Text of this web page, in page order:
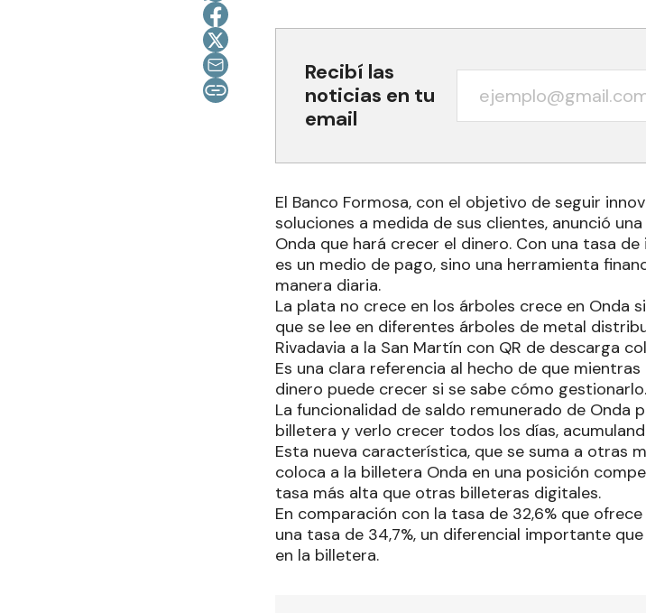
Recibí las
noticias en tu
email
El Banco Formosa, con el objetivo de seguir
soluciones a medida de sus clientes, anunció
Onda que hará crecer el dinero. Con una tasa
es un medio de pago, sino una herramienta
manera diaria.
La plata no crece en los árboles crece en Onda
que se lee en diferentes árboles de metal
Rivadavia a la San Martín con QR de descarga
Es una clara referencia al hecho de que
dinero puede crecer si se sabe cómo gestionarlo.
La funcionalidad de saldo remunerado de Onda
billetera y verlo crecer todos los días,
Esta nueva característica, que se suma a otras
coloca a la billetera Onda en una posición
tasa más alta que otras billeteras digitales.
En comparación con la tasa de 32,6% que
una tasa de 34,7%, un diferencial importante
en la billetera.